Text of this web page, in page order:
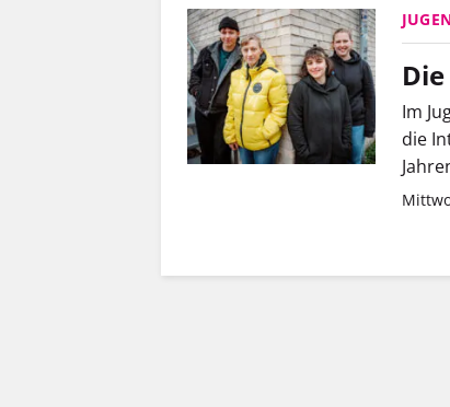
Im
die